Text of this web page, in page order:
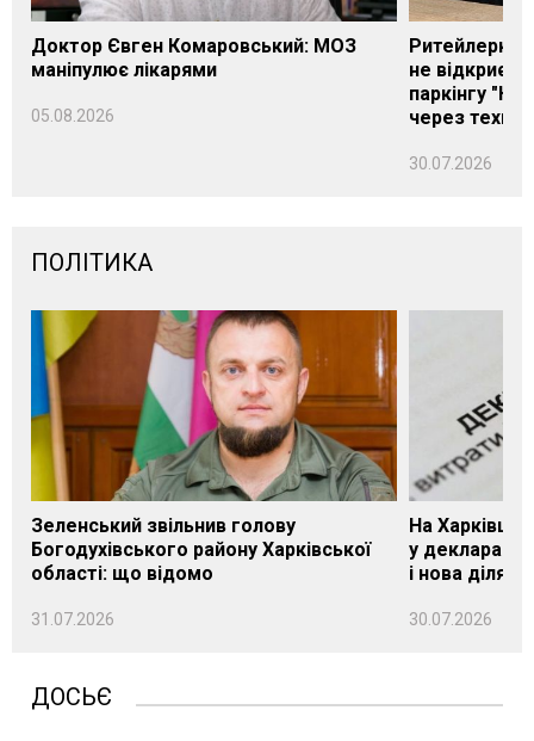
Доктор Євген Комаровський: МОЗ
маніпулює лікарями
05.08.2026
Ритейлерка
не
паркінгу
через
30.07.2026
ПОЛІТИКА
Зеленський звільнив голову
Богодухівського району Харківської
області: що відомо
31.07.2026
На
у декларації
і нова
30.07.2026
ДОСЬЄ